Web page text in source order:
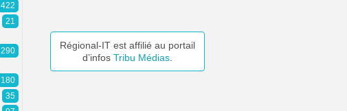
Régional-IT est affilié au portail
d’infos Tribu Médias
422
21
290
180
35